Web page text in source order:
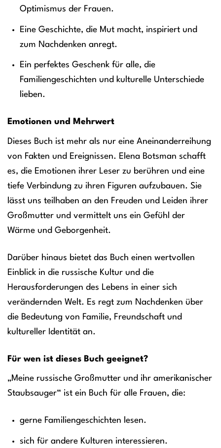
Optimismus der Frauen.
Eine Geschichte, die Mut macht, inspiriert und
zum Nachdenken anregt.
Ein perfektes Geschenk für alle, die
Familiengeschichten und kulturelle Unterschiede
lieben.
Emotionen und Mehrwert
Dieses Buch ist mehr als nur eine Aneinanderreihung
von Fakten und Ereignissen. Elena Botsman schafft
es, die Emotionen ihrer Leser zu berühren und eine
tiefe Verbindung zu ihren Figuren aufzubauen. Sie
lässt uns teilhaben an den Freuden und Leiden ihrer
Großmutter und vermittelt uns ein Gefühl der
Wärme und Geborgenheit.
Darüber hinaus bietet das Buch einen wertvollen
Einblick in die russische Kultur und die
Herausforderungen des Lebens in einer sich
verändernden Welt. Es regt zum Nachdenken über
die Bedeutung von Familie, Freundschaft und
kultureller Identität an.
Für wen ist dieses Buch geeignet?
„Meine russische Großmutter und ihr amerikanischer
Staubsauger“ ist ein Buch für alle Frauen, die:
gerne Familiengeschichten lesen.
sich für andere Kulturen interessieren.